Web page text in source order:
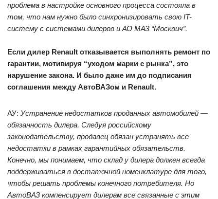
проблема в настройке основного процесса состояла в
том, что нам нужно было синхронизировать свою IT-
систему с системами дилеров и АО МАЗ “Москвич”.
Если дилер Renault отказывается выполнять ремонт по
гарантии, мотивируя “уходом марки с рынка”, это
нарушение закона. И было даже им до подписания
соглашения между АвтоВАЗом и Renault.
АУ: Устранение недостатков проданных автомобилей —
обязанность дилера. Следуя российскому
законодательству, продавец обязан устранять все
недостатки в рамках гарантийных обязательств.
Конечно, мы понимаем, что склад у дилера должен всегда
поддерживаться в достаточной номенклатуре для того,
чтобы решать проблемы конечного потребителя. Но
АвтоВАЗ компенсирует дилерам все связанные с этим